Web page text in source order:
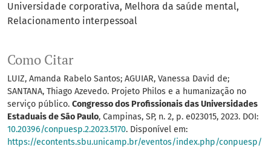
Universidade corporativa Melhora da saúde mental
Relacionamento interpessoal
Como Citar
LUIZ, Amanda Rabelo Santos; AGUIAR, Vanessa David de;
SANTANA, Thiago Azevedo. Projeto Philos e a humanização no
serviço público. Congresso dos Profissionais das Universidades
Estaduais de São Paulo, Campinas, SP, n. 2, p. e023015, 2023. DOI:
10.20396/conpuesp.2.2023.5170. Disponível em:
https://econtents.sbu.unicamp.br/eventos/index.php/conpuesp/